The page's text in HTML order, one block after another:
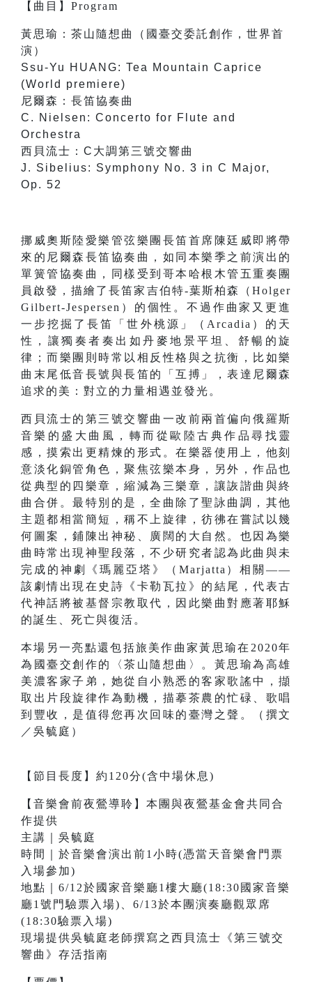
【 曲目 】 Program
黃思瑜：茶山隨想曲（國臺交委託創作，世界首
演）
Ssu-Yu HUANG: Tea Mountain Caprice
(World premiere)
尼爾森：長笛協奏曲
C. Nielsen: Concerto for Flute and
Orchestra
西貝流士：C大調第三號交響曲
J. Sibelius: Symphony No. 3 in C Major,
Op. 52
挪威奧斯陸愛樂管弦樂團長笛首席陳廷威即將帶
來的尼爾森長笛協奏曲，如同本樂季之前演出的
單簧管協奏曲，同樣受到哥本哈根木管五重奏團
員啟發，描繪了長笛家吉伯特-葉斯柏森（Holger
Gilbert-Jespersen）的個性。不過作曲家又更進
一步挖掘了長笛「世外桃源」（Arcadia）的天
性，讓獨奏者奏出如丹麥地景平坦、舒暢的旋
律；而樂團則時常以相反性格與之抗衡，比如樂
曲末尾低音長號與長笛的「互搏」，表達尼爾森
追求的美：對立的力量相遇並發光。
西貝流士的第三號交響曲一改前兩首偏向俄羅斯
音樂的盛大曲風，轉而從歐陸古典作品尋找靈
感，摸索出更精煉的形式。在樂器使用上，他刻
意淡化銅管角色，聚焦弦樂本身，另外，作品也
從典型的四樂章，縮減為三樂章，讓詼諧曲與終
曲合併。最特別的是，全曲除了聖詠曲調，其他
主題都相當簡短，稱不上旋律，彷彿在嘗試以幾
何圖案，鋪陳出神秘、廣闊的大自然。也因為樂
曲時常出現神聖段落，不少研究者認為此曲與未
完成的神劇《瑪麗亞塔》（Marjatta）相關——
該劇情出現在史詩《卡勒瓦拉》的結尾，代表古
代神話將被基督宗教取代，因此樂曲對應著耶穌
的誕生、死亡與復活。
本場另一亮點還包括旅美作曲家黃思瑜在2020年
為國臺交創作的〈茶山隨想曲〉。黃思瑜為高雄
美濃客家子弟，她從自小熟悉的客家歌謠中，擷
取出片段旋律作為動機，描摹茶農的忙碌、歌唱
到豐收，是值得您再次回味的臺灣之聲。（撰文
／吳毓庭）
【節目長度】約120分(含中場休息)
【音樂會前夜鶯導聆】本團與夜鶯基金會共同合
作提供
主講｜吳毓庭
時間｜於音樂會演出前1小時(憑當天音樂會門票
入場參加)
地點｜6/12於國家音樂廳1樓大廳(18:30國家音樂
廳1號門驗票入場)、6/13於本團演奏廳觀眾席
(18:30驗票入場)
現場提供吳毓庭老師撰寫之 西貝流士 《第三號交
響曲 》存活指南